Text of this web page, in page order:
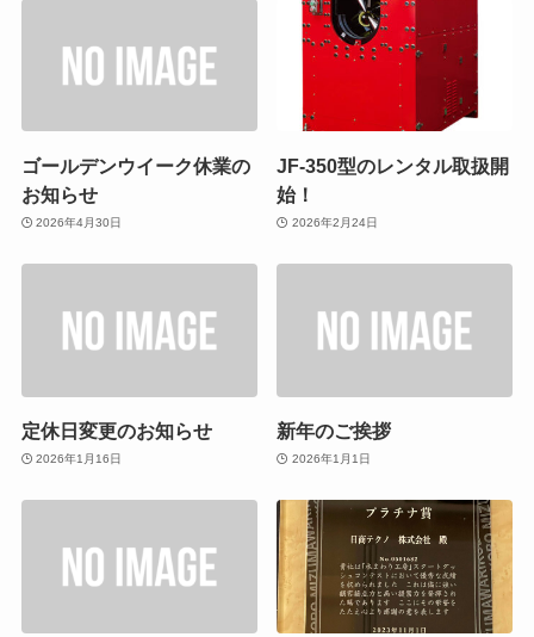
ゴールデンウイーク休業の
お知らせ
2026年4月30日
JF-350型のレンタル取扱開
始！
2026年2月24日
定休日変更のお知らせ
2026年1月16日
新年のご挨拶
2026年1月1日